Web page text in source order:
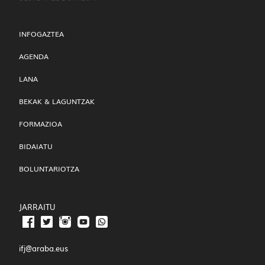
INFOGAZTEA
AGENDA
LANA
BEKAK & LAGUNTZAK
FORMAZIOA
BIDAIATU
BOLUNTARIOTZA
JARRAITU
ifj@araba.eus